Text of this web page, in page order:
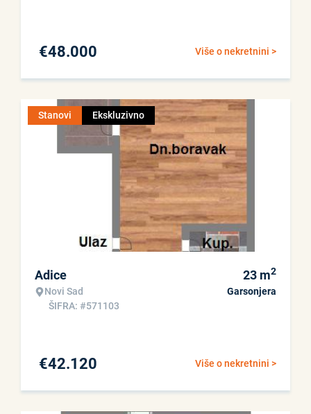
Više o nekretnini >
€48.000
Stanovi Ekskluzivno
Adice
Novi Sad
ŠIFRA: #571103
23 m2
Garsonjera
Više o nekretnini >
€42.120